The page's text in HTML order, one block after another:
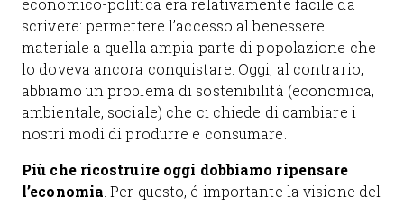
economico-politica era relativamente facile da
scrivere: permettere l’accesso al benessere
materiale a quella ampia parte di popolazione che
lo doveva ancora conquistare. Oggi, al contrario,
abbiamo un problema di sostenibilità (economica,
ambientale, sociale) che ci chiede di cambiare i
nostri modi di produrre e consumare.
Più che ricostruire oggi dobbiamo ripensare
l’economia . Per questo, é importante la visione del